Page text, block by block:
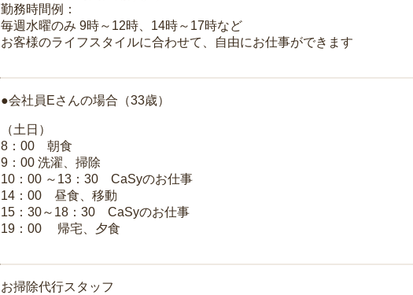
勤務時間例：
毎週水曜のみ 9時～12時、14時～17時など
お客様のライフスタイルに合わせて、自由にお仕事ができます
●会社員Eさんの場合（33歳）
（土日）
8：00 朝食
9：00 洗濯、掃除
10：00 ～13：30 CaSyのお仕事
14：00 昼食、移動
15：30～18：30 CaSyのお仕事
19：00 帰宅、夕食
お掃除代行スタッフ